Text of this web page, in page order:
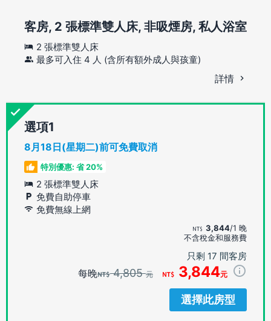
客房, 2 張標準雙人床, 非吸煙房, 私人浴室
2 張標準雙人床
最多可入住 4 人 (含所有額外成人與孩童)
詳情
選項
8月18日(星期二)前可免費取消
特別優惠: 省 20%
2 張標準雙人床
免費自助停車
免費無線上網
3,844/1 晚
不含稅金和服務費
只剩 17 間客房
每晚 4,805元 3,844元
選擇此房型